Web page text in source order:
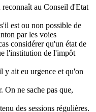
au Conseil d'Etat
est ou non possible de
par les voies
considérer qu'un état de
l'institution de l'impôt
y ait eu urgence et qu'on
On ne sache pas que,
des sessions régulières.